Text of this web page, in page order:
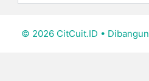
© 2026 CitCuit.ID •